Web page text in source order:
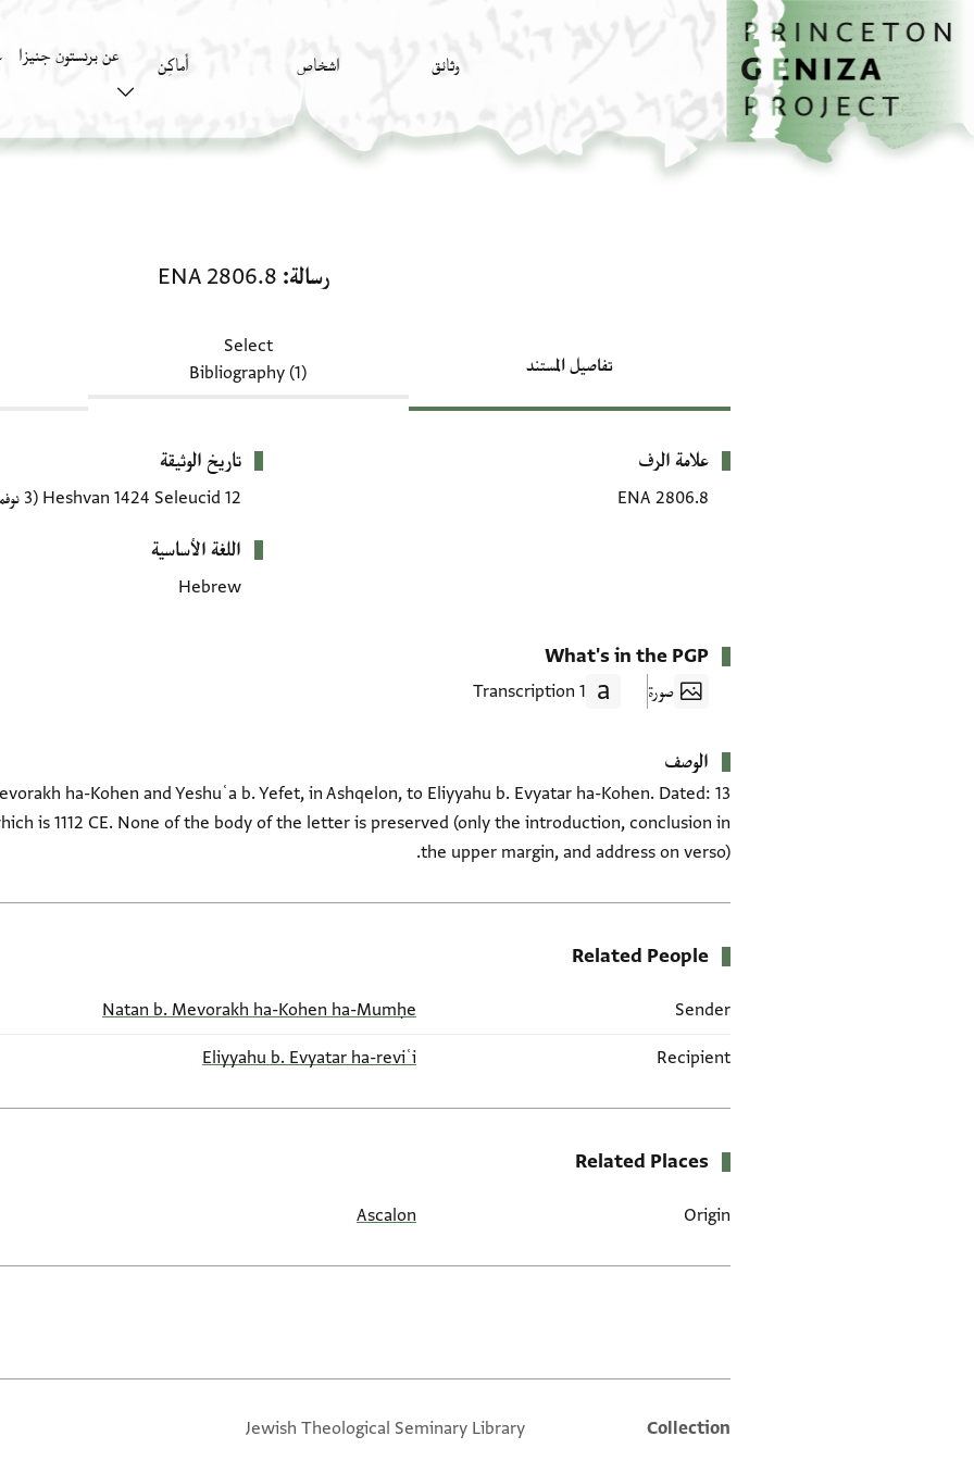
تخطي إلى المحتوى الرئيسي
الصفحة الرئيسية
وثائق اشخاص أَماكِن عن برنستون جنيزا
رسالة ENA 2806.8
تفاصيل المستند
Select
Bibliography (1)
بيانات التعريف
علامة الرف
ENA 2806.8
تاريخ الوثيقة
12 Heshvan 1424 Seleucid (3 نوفمبر 1112 CE)
اللغة الأساسية
Hebrew
What's in the PGP
صورة 1 Transcription
الوصف
ha-Kohen and Yeshuʿa b. Yefet, in Ashqelon, to Eliyyahu b. Evyatar ha-Kohen. Dated: 13
is 1112 CE. None of the body of the letter is preserved (only the introduction, conclusion in
the upper margin, and address on verso).
Related People
Sender
Natan b. Mevorakh ha-Kohen ha-Mumḥe
Recipient
Eliyyahu b. Evyatar ha-reviʿi
Related Places
Origin
Ascalon
Additional metadata
Collection
Jewish Theological Seminary Library